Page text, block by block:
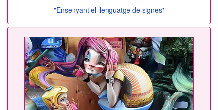
"Ensenyant el llenguatge de signes"